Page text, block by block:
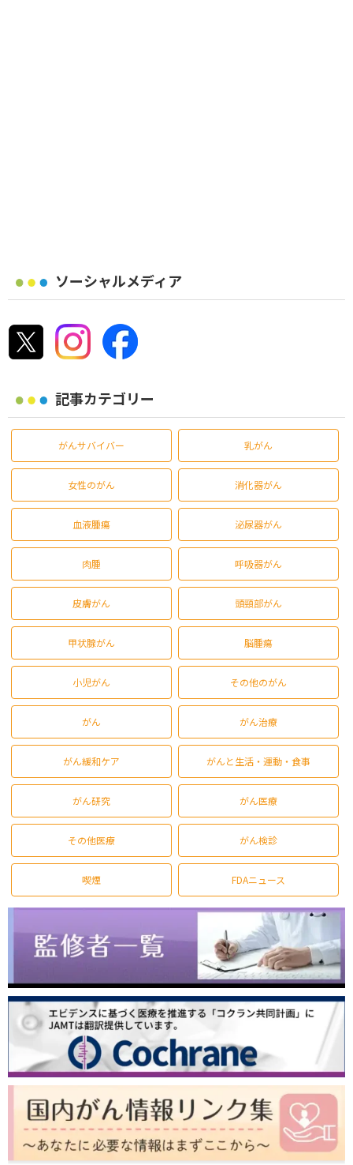
ソーシャルメディア
記事カテゴリー
がんサバイバー 乳がん
女性のがん 消化器がん
血液腫瘍 泌尿器がん
肉腫 呼吸器がん
皮膚がん 頭頸部がん
甲状腺がん 脳腫瘍
小児がん その他のがん
がん がん治療
がん緩和ケア がんと生活・運動・食事
がん研究 がん医療
その他医療 がん検診
喫煙 FDAニュース